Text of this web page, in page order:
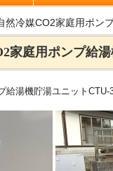
然冷媒CO2家庭用ポン
家庭用ポンプ給
湯機貯湯ユニットCTU-